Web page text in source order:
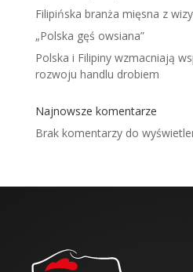
Filipińska branża mięsna z
„Polska gęś owsiana”
Polska i Filipiny wzmacniają
rozwoju handlu drobiem
Najnowsze komentarze
Brak komentarzy do